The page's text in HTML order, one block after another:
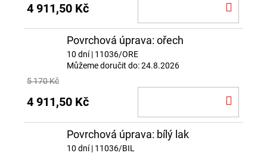
4 911,50 Kč
Povrchová úprava: ořech
10 dní| 11036/ORE
Můžeme doručit do:24.8.2026
5 170 Kč
4 911,50 Kč
Povrchová úprava: bílý lak
10 dní| 11036/BIL